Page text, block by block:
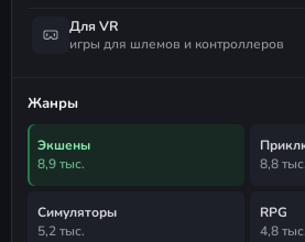
Для VR
игры для шлемов и контроллеров
Жанры
Экшены
8,9 тыс.
8,8 тыс.
Симуляторы
5,2 тыс.
RPG
4,8 тыс.